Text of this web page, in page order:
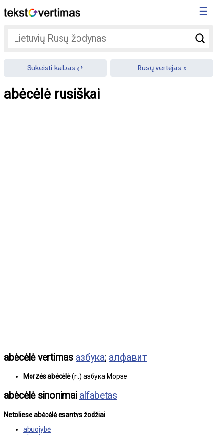
☰
Sukeisti kalbas Rusų vertėjas
abėcėlė rusiškai
abėcėlė vertimas азбука; алфавит
Morzės abėcėlė(n.) азбука Морзе
abėcėlė sinonimai alfabetas
Netoliese abėcėlė esantys žodžiai
abuojybė